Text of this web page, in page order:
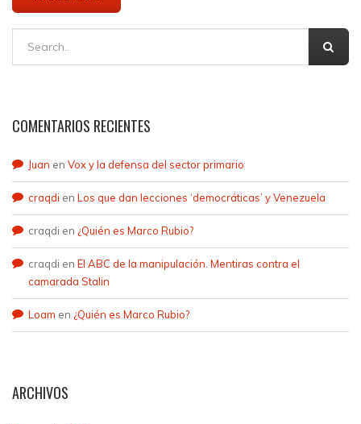
COMENTARIOS RECIENTES
Juan en Vox y la defensa del sector primario
craqdi en Los que dan lecciones ‘democráticas’ y Venezuela
craqdi en ¿Quién es Marco Rubio?
craqdi en El ABC de la manipulación. Mentiras contra el
camarada Stalin
Loam en ¿Quién es Marco Rubio?
ARCHIVOS